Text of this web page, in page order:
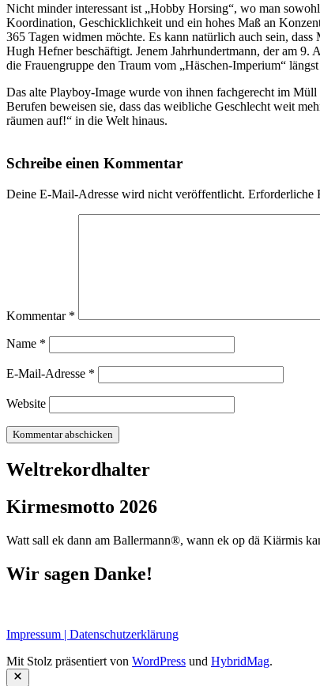
Nicht minder interessant ist „Hobby Horsing“, wo man
Koordination, Geschicklichkeit und ein hohes Maß an
365 Tagen widmen möchte. Es kann natürlich auch sein,
Hugh Hefner beschäftigt. Jenem Jahrhundertmann, der am
die Frauengruppe den Traum vom „Häschen-Imperium“
Das alte Playboy-Image wurde von ihnen fachgerecht im
Berufen beweisen sie, dass das weibliche Geschlecht weit
räumen auf!“ in die Welt hinaus.
Schreibe einen Kommentar
Deine E-Mail-Adresse wird nicht veröffentlicht. Erforderliche
Kommentar *
Name *
E-Mail-Adresse *
Website
Weltrekordhalter
Kirmesmotto 2026
Watt sall ek dann am Ballermann®, wann ek op dä Kiärmis
Wir sagen Danke!
Impressum | Datenschutzerklärung
Mit Stolz präsentiert von WordPress und HybridMag.
Schließen